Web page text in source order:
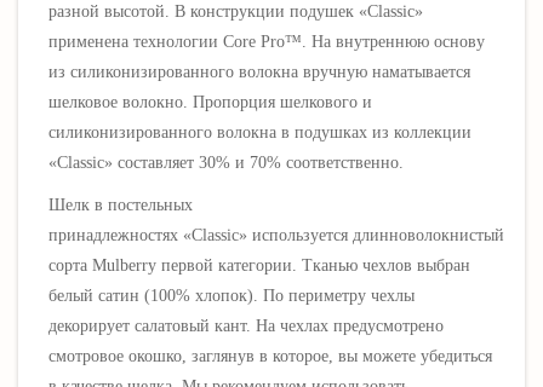
разной высотой. В конструкции подушек «Classic»
применена технологии Core Pro™. На внутреннюю основу
из силиконизированного волокна вручную наматывается
шелковое волокно. Пропорция шелкового и
силиконизированного волокна в подушках из коллекции
«Classic» составляет 30% и 70% соответственно.
Шелк в постельных
принадлежностях «Classic» используется длинноволокнистый
сорта Mulberry первой категории. Тканью чехлов выбран
белый сатин (100% хлопок). По периметру чехлы
декорирует салатовый кант. На чехлах предусмотрено
смотровое окошко, заглянув в которое, вы можете убедиться